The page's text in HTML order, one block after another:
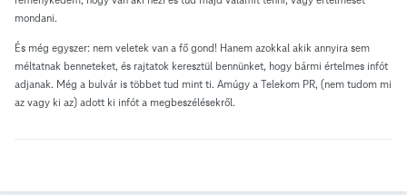
mondani.
És még egyszer: nem veletek van a fő gond! Hanem azokkal akik annyira sem
méltatnak benneteket, és rajtatok keresztül bennünket, hogy bármi értelmes infót
adjanak. Még a bulvár is többet tud mint ti. Amúgy a Telekom PR, (nem tudom mi
az vagy ki az) adott ki infót a megbeszélésekről.